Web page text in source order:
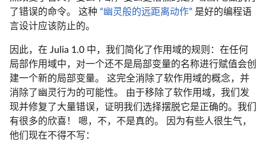
了错误的命令。 这种 “幽灵般的远距离动作” 是好的编程语
言设计应该防止的。
因此，在 Julia 1.0 中，我们简化了作用域的规则：在任何
局部作用域中，对一个还不是局部变量的名称进行赋值会创
建一个新的局部变量。 这完全消除了软作用域的概念，并
消除了幽灵行为的可能性。 由于移除了软作用域，我们发
现并修复了大量错误，证明我们选择摆脱它是正确的。我们
有很多的欣喜！ 嗯，不，不是真的。 因为有些人很生气，
他们现在不得不写：